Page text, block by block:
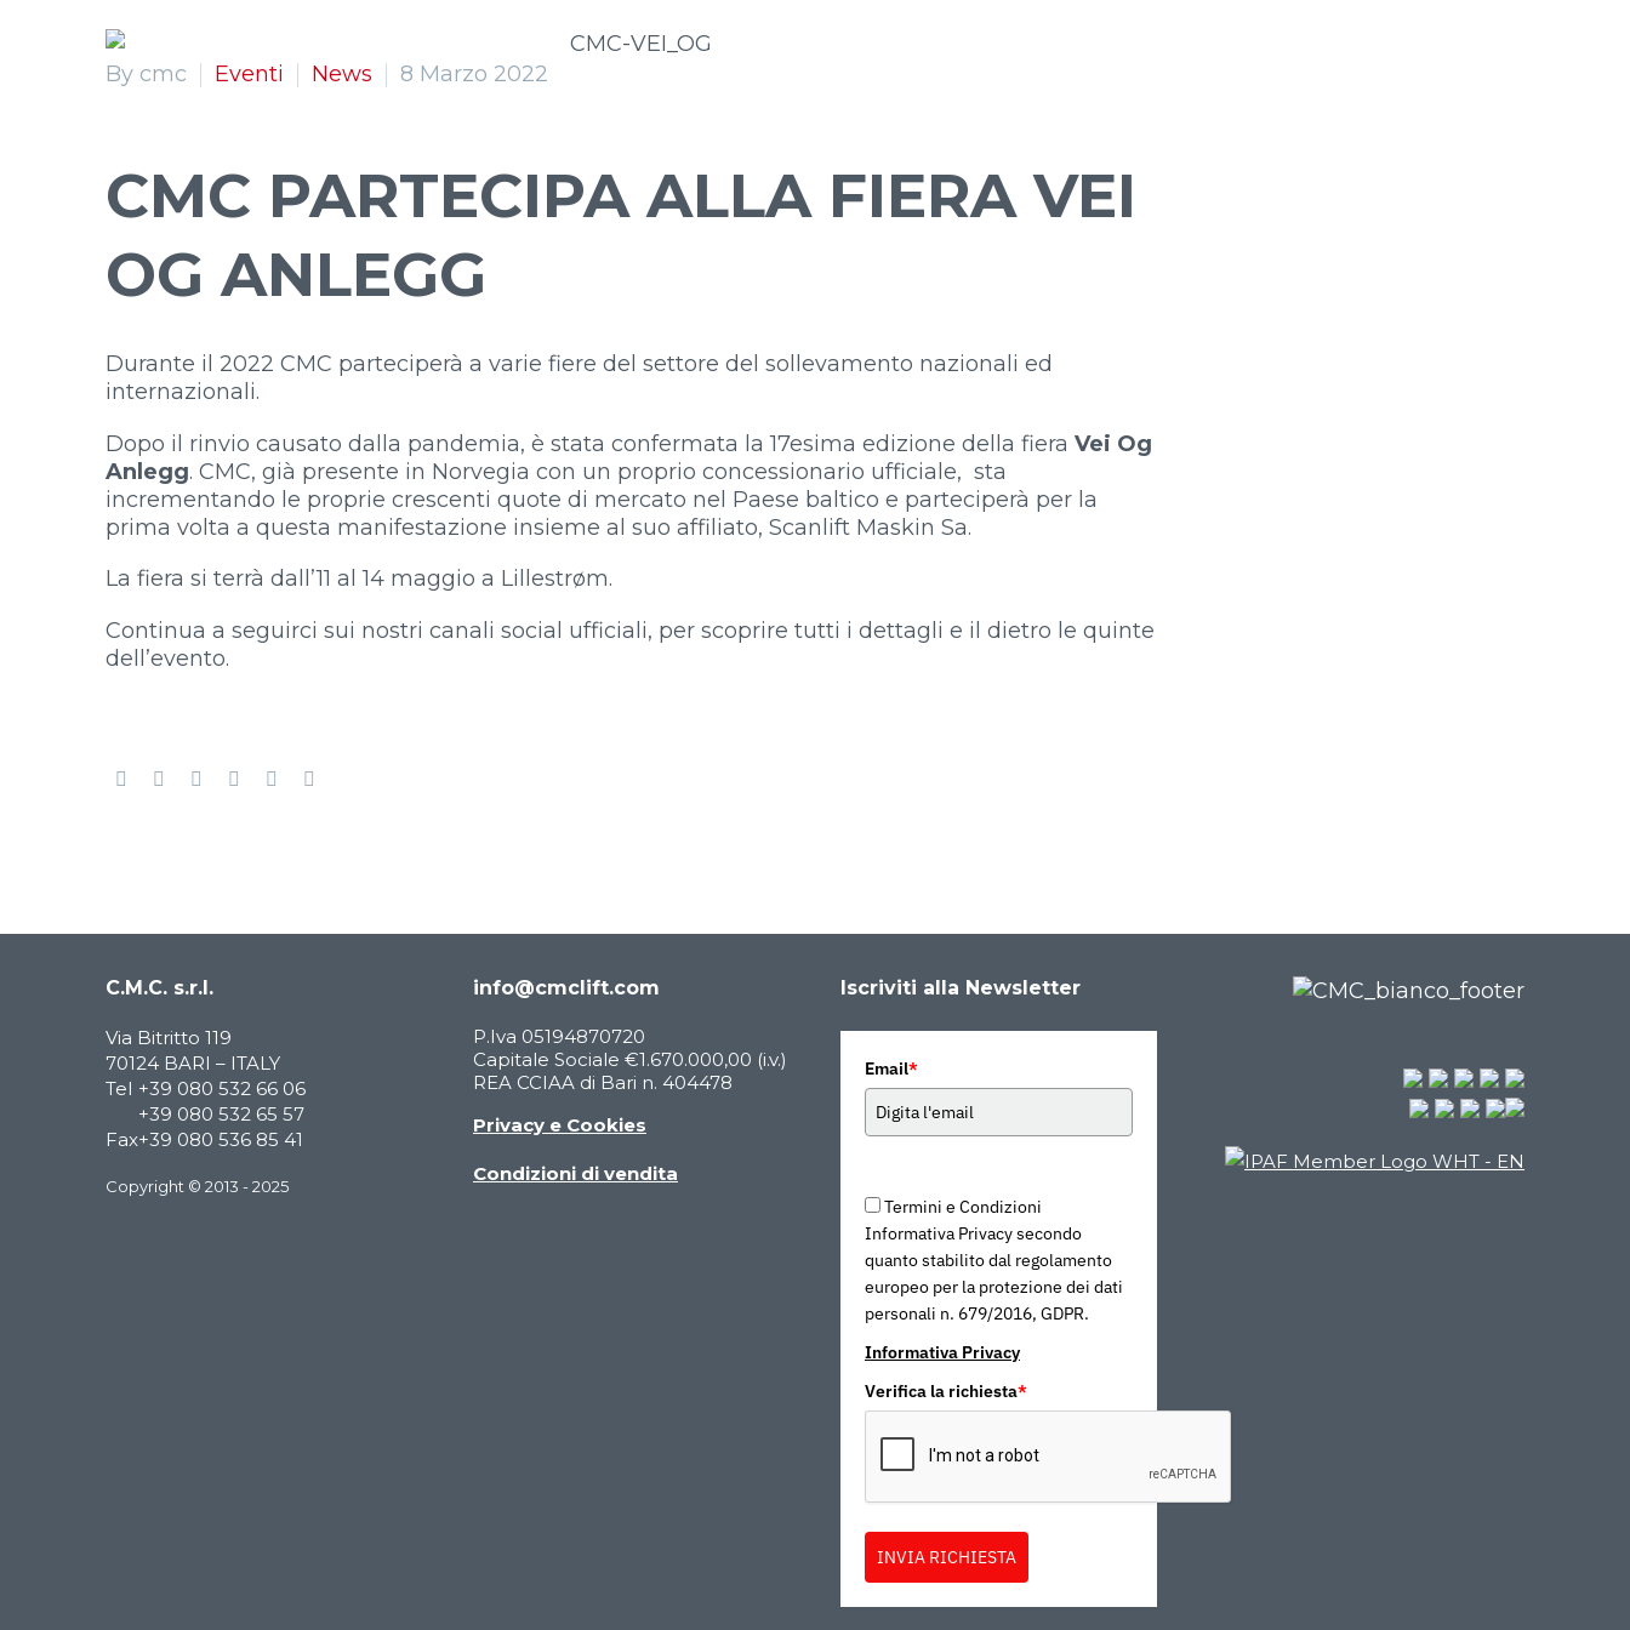
By cmc Eventi News 8 Marzo 2022
CMC PARTECIPA ALLA FIERA VEI
OG ANLEGG
Durante il 2022 CMC parteciperà a varie fiere del settore del sollevamento nazionali ed
internazionali.
Dopo il rinvio causato dalla pandemia, è stata confermata la 17esima edizione della fiera Vei Og
Anlegg. CMC, già presente in Norvegia con un proprio concessionario ufficiale, sta
incrementando le proprie crescenti quote di mercato nel Paese baltico e parteciperà per la
prima volta a questa manifestazione insieme al suo affiliato, Scanlift Maskin Sa.
La fiera si terrà dall’11 al 14 maggio a Lillestrøm.
Continua a seguirci sui nostri canali social ufficiali, per scoprire tutti i dettagli e il dietro le quinte
dell’evento.
C.M.C. s.r.l.
Via Bitritto 119
70124 BARI – ITALY
Tel +39 080 532 66 06
+39 080 532 65 57
Fax+39 080 536 85 41
Copyright © 2013 - 2025
info@cmclift.com
P.Iva 05194870720
Capitale Sociale €1.670.000,00 (i.v.)
REA CCIAA di Bari n. 404478
Privacy e Cookies
Condizioni di vendita
Iscriviti alla Newsletter
Email*
Termini e Condizioni
Informativa Privacy secondo
quanto stabilito dal regolamento
europeo per la protezione dei dati
personali n. 679/2016, GDPR.
Informativa Privacy
Verifica la richiesta*
INVIA RICHIESTA